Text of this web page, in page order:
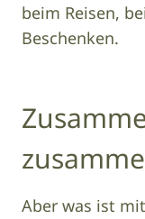
beim Reisen,
Beschenken.
Aber was ist